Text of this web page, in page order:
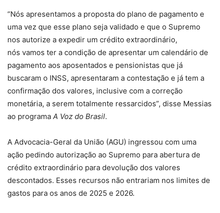
“Nós apresentamos a proposta do plano de pagamento e
uma vez que esse plano seja validado e que o Supremo
nos autorize a expedir um crédito extraordinário,
nós vamos ter a condição de apresentar um calendário de
pagamento aos aposentados e pensionistas que já
buscaram o INSS, apresentaram a contestação e já tem a
confirmação dos valores, inclusive com a correção
monetária, a serem totalmente ressarcidos”, disse Messias
ao programa A Voz do Brasil.
A Advocacia-Geral da União (AGU) ingressou com uma
ação pedindo autorização ao Supremo para abertura de
crédito extraordinário para devolução dos valores
descontados. Esses recursos não entrariam nos limites de
gastos para os anos de 2025 e 2026.